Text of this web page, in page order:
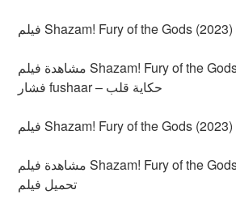
مشاهدة فيلم Shazam! Fury of the Gods (2023) مترجم
فشار fushaar – حكاية قلب
مشاهدة فيلم Shazam! Fury of the Gods (2023) مترجم |
تحميل فيلم